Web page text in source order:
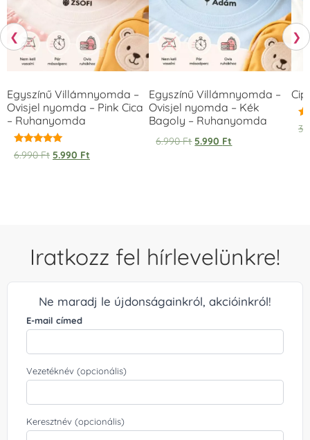
❮
Egyszínű Villámnyomda –
Ovisjel nyomda – Pink Cica
– Ruhanyomda
Értékelés:
5.00
6.990Ft 5.990 Ft
Egyszínű Villámnyomda –
Ovisjel nyomda – Kék
Bagoly – Ruhanyomda
6.990Ft 5.990 Ft
❯
Iratkozz fel hírlevelünkre!
Ne maradj le újdonságainkról, akcióinkról!
E-mail címed
Vezetéknév (opcionális)
Keresztnév (opcionális)